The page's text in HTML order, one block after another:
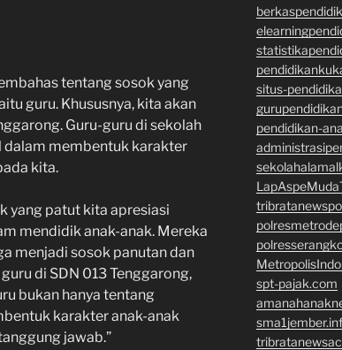
tentang sosok yang
guru. Khususnya, kita akan
Guru-guru di sekolah
dalam membentuk karakter
kita.
yang patut kita apresiasi
mendidik anak-anak. Mereka
menjadi sosok panutan dan
di SDN 013 Tenggarong,
bukan hanya tentang
karakter anak-anak
jawab.”
situs-
pendidikan-
spt-pajak.com